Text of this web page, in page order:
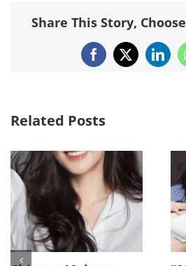
Share This Story,
Facebook
X
Related Posts